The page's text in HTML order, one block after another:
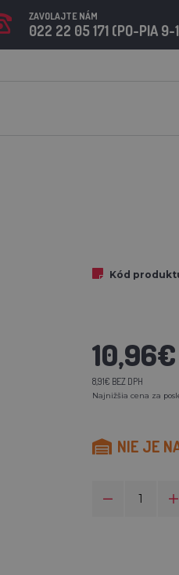
ZAVOLAJTE NÁM
022 22 05 171 (PO-PIA 9-
Kód
10,96€
8,91€ BEZ DPH
Najnižšia cena za
NIE JE